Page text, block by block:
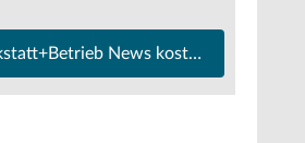
News kostenfrei